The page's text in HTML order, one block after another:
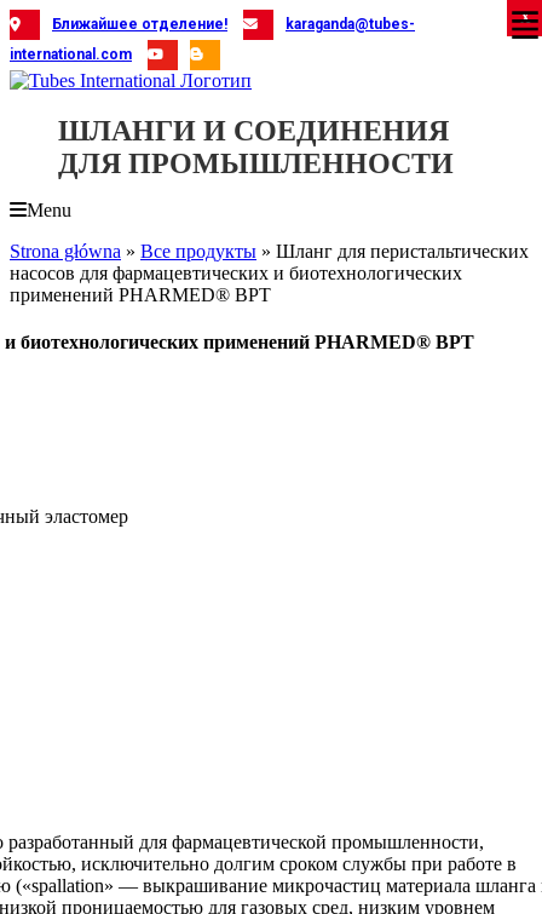
Skip
to
content
Ближайшее отделение!
karaganda@tubes-
international.com
ШЛАНГИ И СОЕДИНЕНИЯ
ДЛЯ ПРОМЫШЛЕННОСТИ
Menu
Strona główna » Все продукты » Шланг для перистальтических
насосов для фармацевтических и биотехнологических
применений PHARMED® BPT
биотехнологических применений PHARMED® BPT
эластомер
для фармацевтической промышленности,
исключительно долгим сроком службы при работе в
(«spallation» — выкрашивание микрочастиц материала шланга
низкой проницаемостью для газовых сред, низким уровнем
X
X
X
X
X
X
X
X
X
X
X
X
X
X
X
X
X
X
X